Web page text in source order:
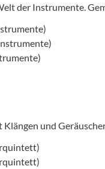
der Instrumente.
und